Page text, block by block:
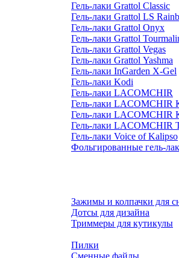
Гель-лаки Grattol Classic
Гель-лаки Grattol LS
Гель-лаки Grattol Onyx
Гель-лаки Grattol
Гель-лаки Grattol Vegas
Гель-лаки Grattol Yashma
Гель-лаки InGarden X-Gel
Гель-лаки Kodi
Гель-лаки LACOMCHIR
Гель-лаки LACOMCHIR
Гель-лаки LACOMCHIR
Гель-лаки LACOMCHIR
Гель-лаки Voice of Kalipso
Фольгированные гель-
Зажимы и колпачки для
Дотсы для дизайна
Триммеры для кутикулы
Пилки
Сменные файлы